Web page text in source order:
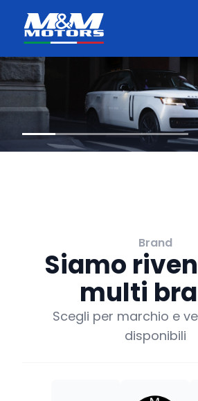
Brand
Siamo
multi
Scegli per marchio e
disponibili